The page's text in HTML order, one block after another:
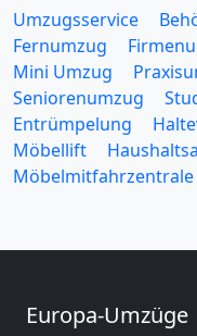
Umzugsservice
Fernumzug
Mini Umzug
Seniorenumzug
Entrümpelung
Möbellift
Möbelmitfahrzentrale
Europa-Umzüge